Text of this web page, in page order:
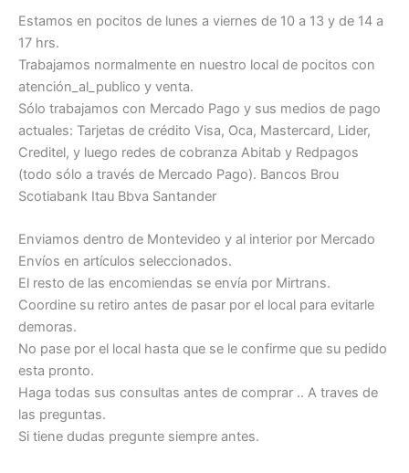
Estamos en pocitos de lunes a viernes de 10 a 13 y de 14 a
17 hrs.
Trabajamos normalmente en nuestro local de pocitos con
atención_al_publico y venta.
Sólo trabajamos con Mercado Pago y sus medios de pago
actuales: Tarjetas de crédito Visa, Oca, Mastercard, Lider,
Creditel, y luego redes de cobranza Abitab y Redpagos
(todo sólo a través de Mercado Pago). Bancos Brou
Scotiabank Itau Bbva Santander
Enviamos dentro de Montevideo y al interior por Mercado
Envíos en artículos seleccionados.
El resto de las encomiendas se envía por Mirtrans.
Coordine su retiro antes de pasar por el local para evitarle
demoras.
No pase por el local hasta que se le confirme que su pedido
esta pronto.
Haga todas sus consultas antes de comprar .. A traves de
las preguntas.
Si tiene dudas pregunte siempre antes.